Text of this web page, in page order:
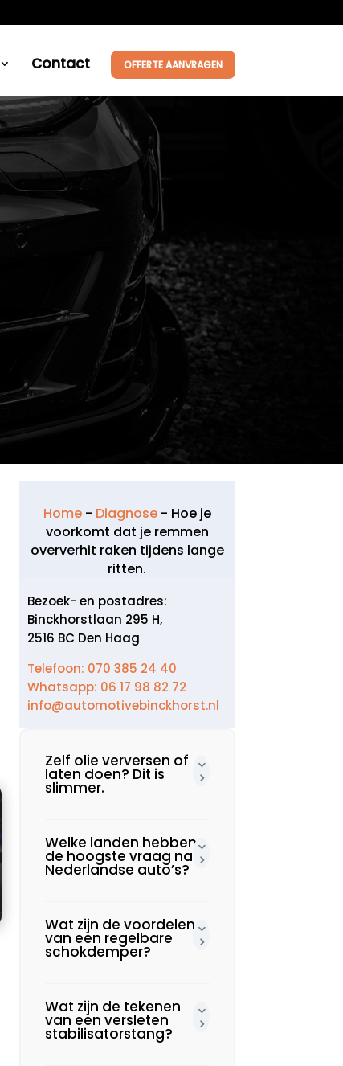
Contact OFFERTE AANVRAGEN
Home- Diagnose- Hoe je
voorkomt dat je remmen
oververhit raken tijdens lange
ritten.​
Bezoek- en postadres:
Binckhorstlaan 295 H,
2516 BC Den Haag
Telefoon: 070 385 24 40
Whatsapp: 06 17 98 82 72
info@automotivebinckhorst.nl
Zelf olie verversen of
laten doen? Dit is
slimmer.​
Welke landen hebben
de hoogste vraag naar
Nederlandse auto’s?
Wat zijn de voordelen
van een regelbare
schokdemper?
Wat zijn de tekenen
van een versleten
stabilisatorstang?